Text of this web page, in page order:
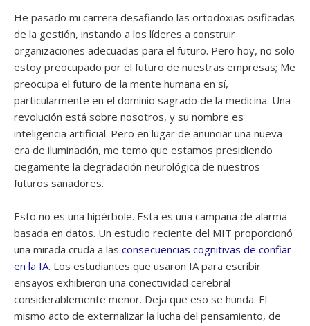
He pasado mi carrera desafiando las ortodoxias osificadas
de la gestión, instando a los líderes a construir
organizaciones adecuadas para el futuro. Pero hoy, no solo
estoy preocupado por el futuro de nuestras empresas; Me
preocupa el futuro de la mente humana en sí,
particularmente en el dominio sagrado de la medicina. Una
revolución está sobre nosotros, y su nombre es
inteligencia artificial. Pero en lugar de anunciar una nueva
era de iluminación, me temo que estamos presidiendo
ciegamente la degradación neurológica de nuestros
futuros sanadores.
Esto no es una hipérbole. Esta es una campana de alarma
basada en datos. Un estudio reciente del MIT proporcionó
una mirada cruda a las consecuencias cognitivas de confiar
en la IA. Los estudiantes que usaron IA para escribir
ensayos exhibieron una conectividad cerebral
considerablemente menor. Deja que eso se hunda. El
mismo acto de externalizar la lucha del pensamiento, de